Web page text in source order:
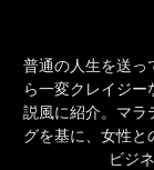
普通の人生を送っ
ら一変クレイジ
説風に紹介。マラ
グを基に、女性
ビジ